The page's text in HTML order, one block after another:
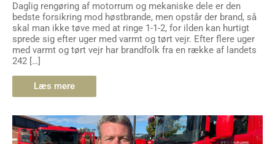
Daglig rengøring af motorrum og mekaniske dele er den
bedste forsikring mod høstbrande, men opstår der brand, så
skal man ikke tøve med at ringe 1-1-2, for ilden kan hurtigt
sprede sig efter uger med varmt og tørt vejr. Efter flere uger
med varmt og tørt vejr har brandfolk fra en række af landets
242 […]
Læs mere